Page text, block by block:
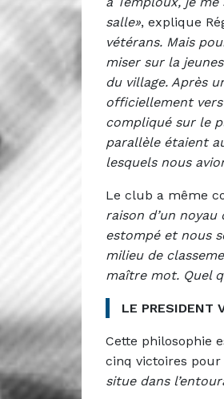
salle», explique
vétérans. Mais
miser sur la
du village. Après
officiellement vers
compliqué sur le
parallèle étaient
lesquels nous
Le club a même
raison d’un noyau
estompé et nous
milieu de
maître mot. Quel
LE PRESIDENT
Cette philosophie
cinq victoires
situe dans